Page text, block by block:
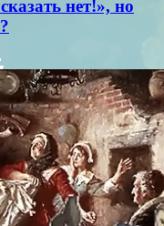
нет!», но